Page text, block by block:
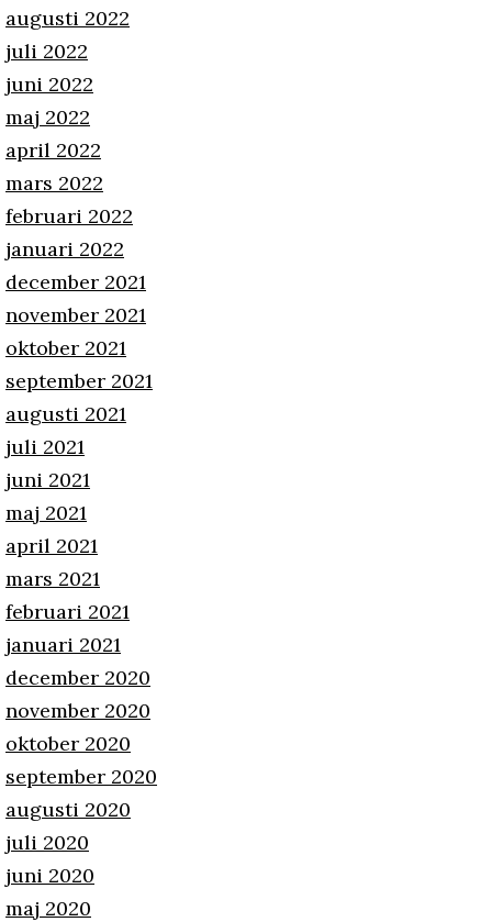
augusti 2022
juli 2022
juni 2022
maj 2022
april 2022
mars 2022
februari 2022
januari 2022
december 2021
november 2021
oktober 2021
september 2021
augusti 2021
juli 2021
juni 2021
maj 2021
april 2021
mars 2021
februari 2021
januari 2021
december 2020
november 2020
oktober 2020
september 2020
augusti 2020
juli 2020
juni 2020
maj 2020